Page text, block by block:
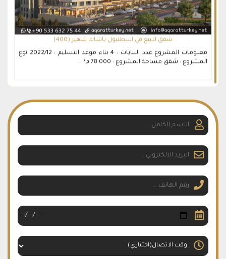
شقق للبيع في اسطنبول باشاك شهير (400)
معلومات المشروع عدد البنايات : 4 بناء موعد التسليم : 2022/12 نوع
المشروع : شقق مساحة المشروع : 78.000 م² …
شقق فخمة للبيع في اسطنول (200)
معلومات المشروع عدد البنايات : 12 بناء موعد التسليم : 12/2023 نوع
المشروع : شقق مساحة المشروع : 36.500 م² …